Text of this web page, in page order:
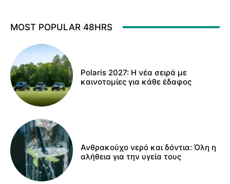
MOST POPULAR 48HRS
Polaris 2027: Η νέα σειρά με
καινοτομίες για κάθε έδαφος
Ανθρακούχο νερό και δόντια: Όλη η
αλήθεια για την υγεία τους